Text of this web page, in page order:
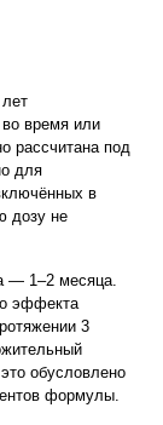
лет
во время или
рассчитана под
для
в
дозу не
— 1–2 месяца.
эффекта
3
обусловлено
формулы.